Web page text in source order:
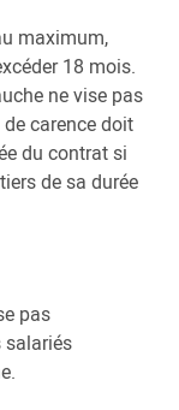
maximum,
18 mois.
ne vise pas
carence doit
du contrat si
de sa durée
pas
salariés